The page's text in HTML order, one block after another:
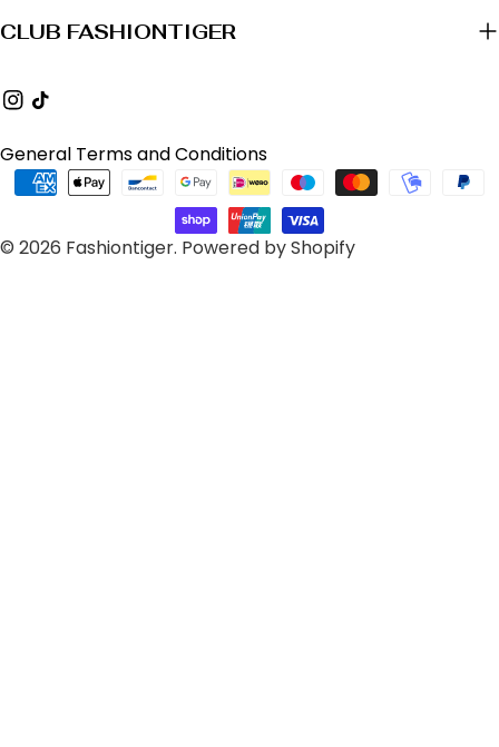
CLUB FASHIONTIGER
Instagram
TikTok
© 2026 Fashiontiger. Powered by Shopify
General Terms and Conditions
Payment